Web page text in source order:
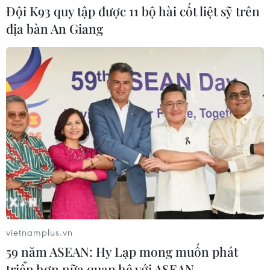
Ba Lan thảo luận việc thành lập căn
cứ quân sự thường trực với Mỹ
06/08/2026 00:06
Liên hợp quốc: Xung đột Ukraine trải
qua tháng đẫm máu nhất
05/08/2026 23:47
Đức điều tra vụ UAV gắn thuốc nổ
xuất hiện tại sân bay
05/08/2026 23:43
Đội K93 quy tập được 11 bộ hài cốt liệt sỹ trên
địa bàn An Giang
vietnamplus.vn
59 năm ASEAN: Hy Lạp mong muốn phát